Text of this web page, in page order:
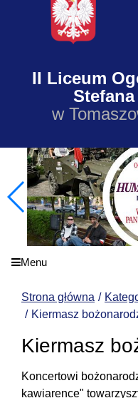
II Liceum
w
Menu
Strona główna
Kiermasz
Kiermasz
Koncertowi
kawiarence"